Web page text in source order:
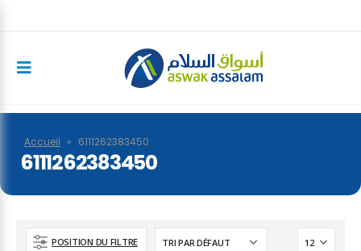
Accueil » 6111262383450
6111262383450
POSITION DU FILTRE